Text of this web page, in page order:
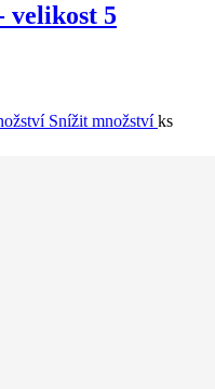
velikost 5
Snížit množstvíks